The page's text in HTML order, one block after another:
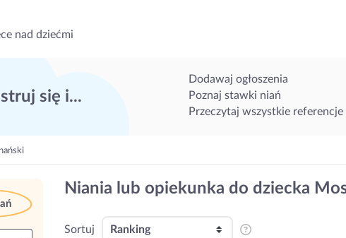
nad dziećmi
się i...
Dodawaj ogłoszenia
Poznaj stawki niań
Przeczytaj wszystkie referencje
Niania lub opiekunka do dziecka
Sortuj